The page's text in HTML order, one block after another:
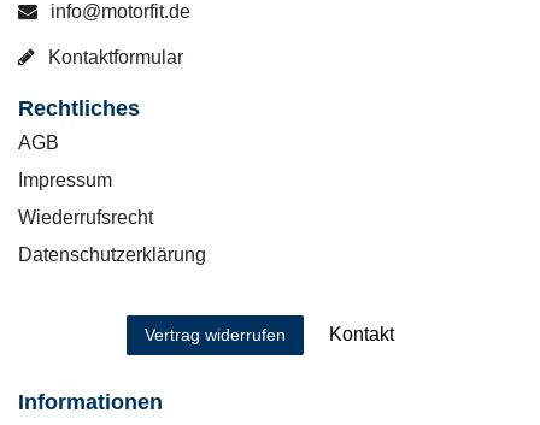
info@motorfit.de
Kontaktformular
Rechtliches
AGB
Impressum
Wiederrufsrecht
Datenschutzerklärung
Vertrag widerrufen Kontakt
Informationen